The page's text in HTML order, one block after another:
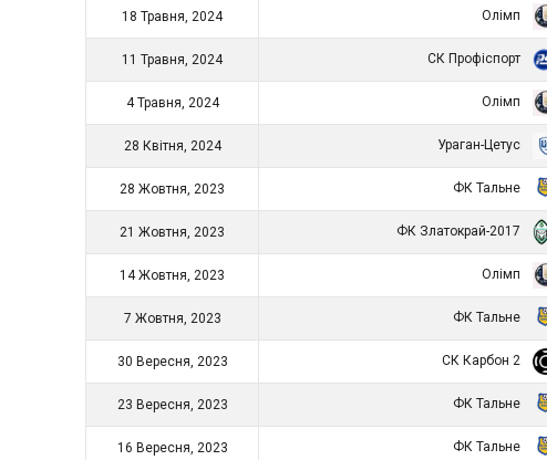
18 Травня, 2024 Олімп
11 Травня, 2024 СК Профіспорт
4 Травня, 2024 Олімп
28 Квітня, 2024 Ураган-Цетус
28 Жовтня, 2023 ФК Тальне
21 Жовтня, 2023 ФК Златокрай-2017
14 Жовтня, 2023 Олімп
7 Жовтня, 2023 ФК Тальне
30 Вересня, 2023 СК Карбон 2
23 Вересня, 2023 ФК Тальне
16 Вересня, 2023 ФК Тальне